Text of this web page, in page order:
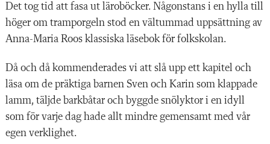
Det tog tid att fasa ut läroböcker. ­Någonstans i en hylla till
höger om tramporgeln stod en vältummad uppsättning av
Anna-Maria Roos klassiska läsebok för folkskolan.
Då och då kommenderades vi att slå upp ett kapitel och
läsa om de präktiga barnen Sven och Karin som klappade
lamm, täljde barkbåtar och byggde snölyktor i en idyll
som för varje dag hade allt mindre gemensamt med vår
egen verklighet.